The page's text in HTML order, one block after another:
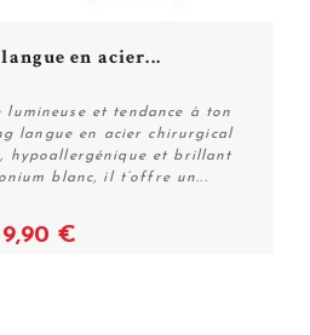
Voir
en acier...
lumineuse et tendance à ton
langue en acier chirurgical
hypoallergénique et brillant
blanc, il t’offre un...
9,90 €